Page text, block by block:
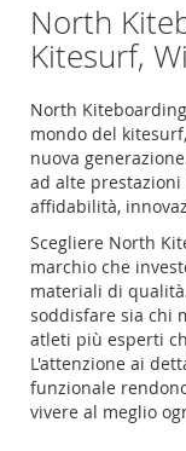
North
Kitesurf,
North
mondo del
nuova
ad alte
affidabilità,
Scegliere North
marchio che
materiali di
soddisfare sia chi
atleti più esperti
L'attenzione ai
funzionale
vivere al meglio